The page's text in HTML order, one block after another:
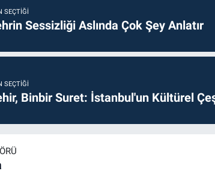
SEÇTIĞI
Sessizliği Aslında Çok Şey Anlatır
SEÇTIĞI
Binbir Suret: İstanbul'un Kültürel